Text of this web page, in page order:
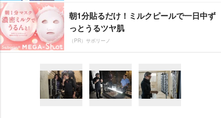
朝1分貼るだけ！ミルクピールで一日中ず
っとうるツヤ肌
（PR）サボリーノ